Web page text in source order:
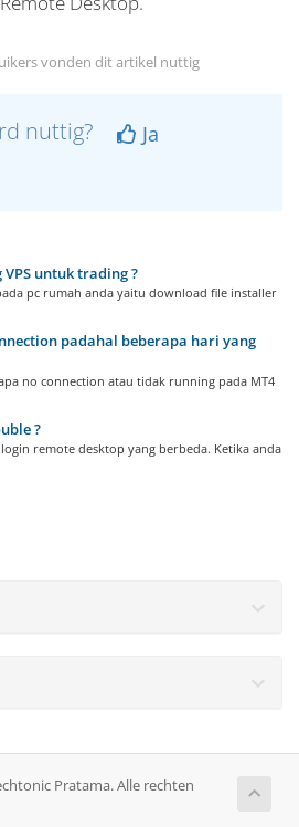
vonden dit artikel nuttig
nuttig?
Ja
untuk trading ?
pc rumah anda yaitu download file installer
padahal beberapa hari yang
no connection atau tidak running pada MT4
?
remote desktop yang berbeda. Ketika anda
Pratama. Alle rechten